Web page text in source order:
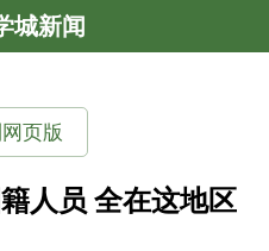
城新闻
页版
人员 全在这地区